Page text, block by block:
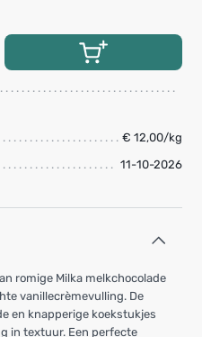
€ 12,00/kg
11-10-2026
romige Milka melkchocolade
vanillecrèmevulling. De
en knapperige koekstukjes
in textuur. Een perfecte